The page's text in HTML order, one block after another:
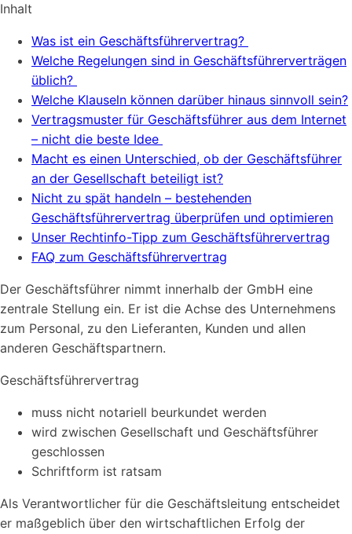
Inhalt
Was ist ein Geschäftsführervertrag?
Welche Regelungen sind in Geschäftsführerverträgen
üblich?
Welche Klauseln können darüber hinaus sinnvoll sein?
Vertragsmuster für Geschäftsführer aus dem Internet
– nicht die beste Idee
Macht es einen Unterschied, ob der Geschäftsführer
an der Gesellschaft beteiligt ist?
Nicht zu spät handeln – bestehenden
Geschäftsführervertrag überprüfen und optimieren
Unser Rechtinfo-Tipp zum Geschäftsführervertrag
FAQ zum Geschäftsführervertrag
Der Geschäftsführer nimmt innerhalb der GmbH eine
zentrale Stellung ein. Er ist die Achse des Unternehmens
zum Personal, zu den Lieferanten, Kunden und allen
anderen Geschäftspartnern.
Geschäftsführervertrag
muss nicht notariell beurkundet werden
wird zwischen Gesellschaft und Geschäftsführer
geschlossen
Schriftform ist ratsam
Als Verantwortlicher für die Geschäftsleitung entscheidet
er maßgeblich über den wirtschaftlichen Erfolg der